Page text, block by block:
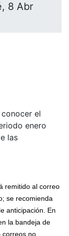
8 Abr
el
enero
las
remitido al correo
se recomienda
anticipación. En
la bandeja de
correos no